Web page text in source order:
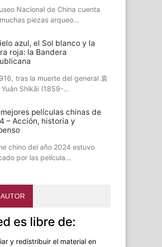
Nacional de China cuenta
piezas arqueo…
azul, el Sol blanco y la
roja: la Bandera
tras la muerte del general 袁
Yuán Shìkǎi (1859-…
películas chinas de
– Acción, historia y
chino del año 2024 estuvo
por las película…
es libre de:
y redistribuir el material en